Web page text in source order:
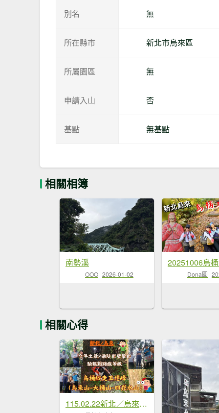
別名 無
所在縣市 新北市烏來區
所屬園區 無
申請入山 否
基點 無基點
相關相簿
南勢溪
OOO 2026-01-02
20251006烏
Dona圓
相關心得
115.02.22新北／烏來今年之...